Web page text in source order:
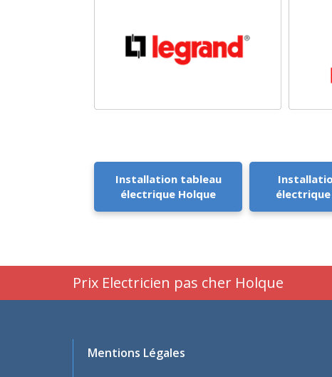
Installation tableau
électrique Holque
Prix Electricien pas cher Holque
Mentions Légales